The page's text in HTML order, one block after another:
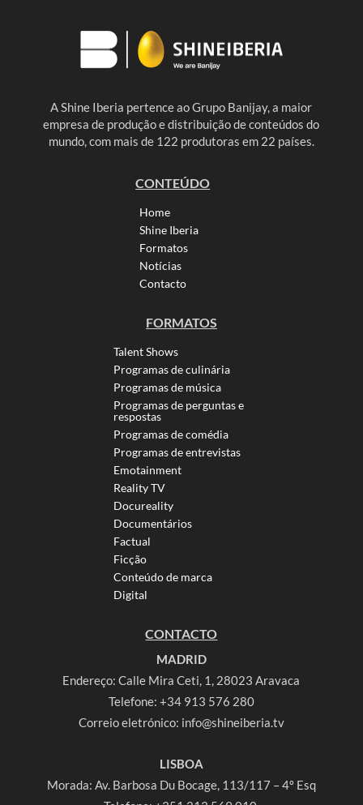
A Shine Iberia pertence ao Grupo Banijay, a maior
empresa de produção e distribuição de conteúdos do
mundo, com mais de 122 produtoras em 22 países.
CONTEÚDO
Home
Shine Iberia
Formatos
Notícias
Contacto
FORMATOS
Talent Shows
Programas de culinária
Programas de música
Programas de perguntas e
respostas
Programas de comédia
Programas de entrevistas
Emotainment
Reality TV
Docureality
Documentários
Factual
Ficção
Conteúdo de marca
Digital
CONTACTO
MADRID
Endereço: Calle Mira Ceti, 1, 28023 Aravaca
Telefone: +34 913 576 280
Correio eletrónico: info@shineiberia.tv
LISBOA
Morada: Av. Barbosa Du Bocage, 113/117 – 4º Esq